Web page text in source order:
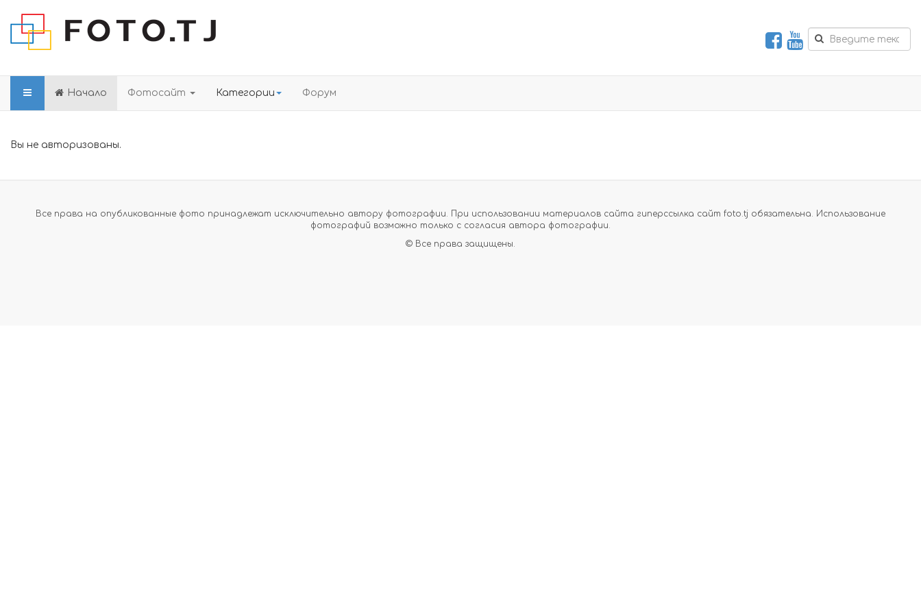
Начало Фотосайт Категории Форум
Вы не авторизованы.
Все права на опубликованные фото принадлежат исключительно автору фотографии. При использовании материалов сайта гиперссылка сайт foto.tj обязательна. Использование
фотографий возможно только с согласия автора фотографии.
© Все права защищены.